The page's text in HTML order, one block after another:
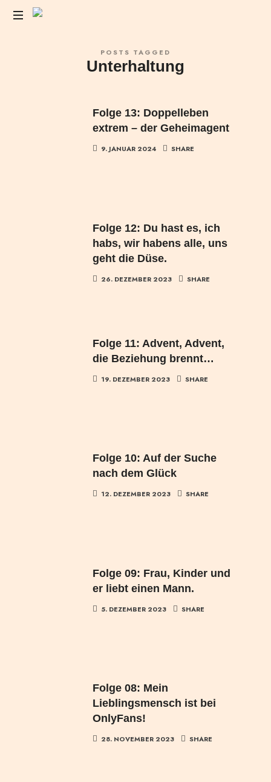
POSTS TAGGED
Unterhaltung
Folge 13: Doppelleben
extrem – der Geheimagent
9. JANUAR 2024 SHARE
Folge 12: Du hast es, ich
habs, wir habens alle, uns
geht die Düse.
26. DEZEMBER 2023 SHARE
Folge 11: Advent, Advent,
die Beziehung brennt…
19. DEZEMBER 2023 SHARE
Folge 10: Auf der Suche
nach dem Glück
12. DEZEMBER 2023 SHARE
Folge 09: Frau, Kinder und
er liebt einen Mann.
5. DEZEMBER 2023 SHARE
Folge 08: Mein
Lieblingsmensch ist bei
OnlyFans!
28. NOVEMBER 2023 SHARE